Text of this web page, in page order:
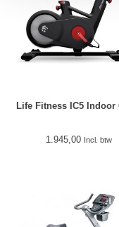
Life Fitness IC5 Indoor
1.945,00 Incl. btw